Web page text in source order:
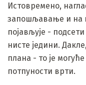
Истовремено,
запошљавање и на
појављује -
нисте једини.
плана - то је
потпуности врти.